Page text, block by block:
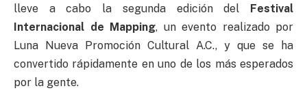
lleve a cabo la segunda edición del Festival
Internacional de Mapping, un evento realizado por
Luna Nueva Promoción Cultural A.C., y que se ha
convertido rápidamente en uno de los más esperados
por la gente.